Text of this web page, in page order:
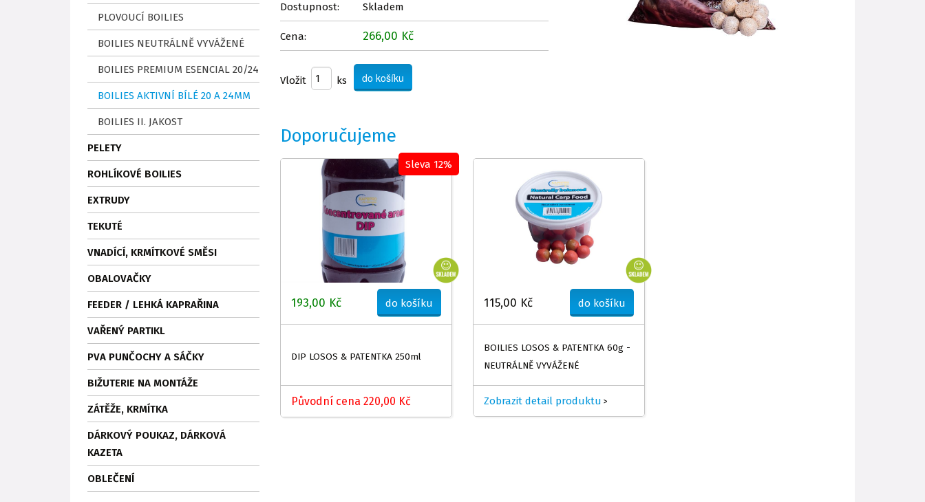
PLOVOUCÍ BOILIES
BOILIES NEUTRÁLNĚ VYVÁŽENÉ
BOILIES PREMIUM ESENCIAL 20/24
BOILIES AKTIVNÍ BÍLÉ 20 A 24MM
BOILIES II. JAKOST
PELETY
ROHLÍKOVÉ BOILIES
EXTRUDY
TEKUTÉ
VNADÍCÍ, KRMÍTKOVÉ SMĚSI
OBALOVAČKY
FEEDER / LEHKÁ KAPRAŘINA
VAŘENÝ PARTIKL
PVA PUNČOCHY A SÁČKY
BIŽUTERIE NA MONTÁŽE
ZÁTĚŽE, KRMÍTKA
DÁRKOVÝ POUKAZ, DÁRKOVÁ
KAZETA
OBLEČENÍ
Dostupnost: Skladem
Cena: 266,00 Kč
Vložit ks
Doporučujeme
193,00 Kč do košíku
DIP LOSOS & PATENTKA 250ml
Původní cena 220,00 Kč
Sleva 12%
115,00 Kč do košíku
BOILIES LOSOS & PATENTKA 60g -
NEUTRÁLNĚ VYVÁŽENÉ
Zobrazit detail produktu >